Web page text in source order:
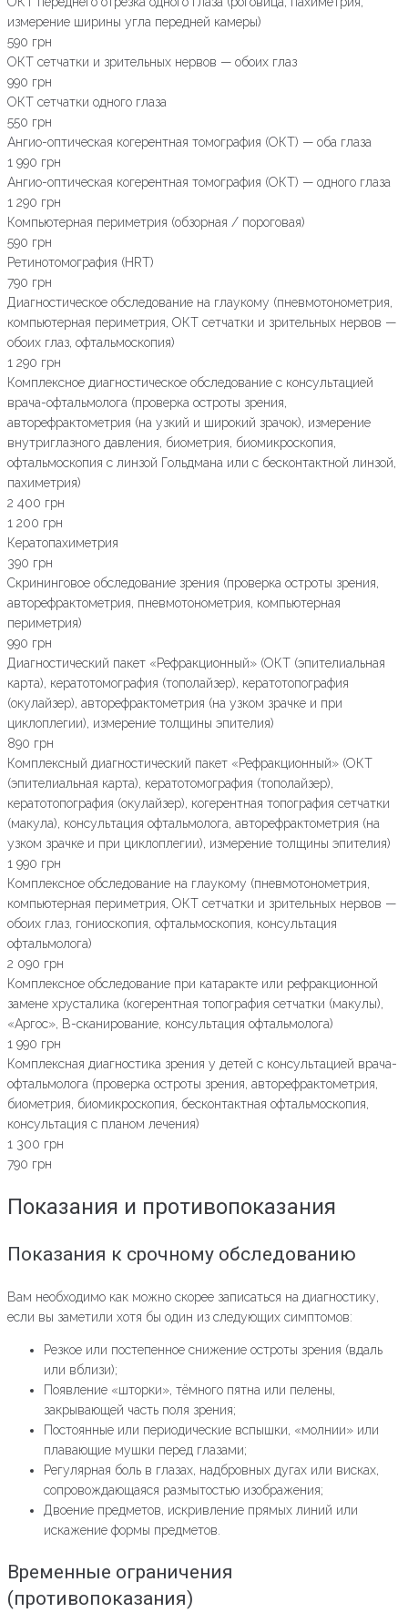
измерение ширины угла передней камеры)
590 грн
ОКТ сетчатки и зрительных нервов — обоих глаз
990 грн
ОКТ сетчатки одного глаза
550 грн
Ангио-оптическая когерентная томография (ОКТ) — оба глаза
1 990 грн
Ангио-оптическая когерентная томография (ОКТ) — одного глаза
1 290 грн
Компьютерная периметрия (обзорная / пороговая)
590 грн
Ретинотомография (HRT)
790 грн
Диагностическое обследование на глаукому (пневмотонометрия,
компьютерная периметрия, ОКТ сетчатки и зрительных нервов —
обоих глаз, офтальмоскопия)
1 290 грн
Комплексное диагностическое обследование с консультацией
врача-офтальмолога (проверка остроты зрения,
авторефрактометрия (на узкий и широкий зрачок), измерение
внутриглазного давления, биометрия, биомикроскопия,
офтальмоскопия с линзой Гольдмана или с бесконтактной линзой,
пахиметрия)
2 400 грн
1 200 грн
Кератопахиметрия
390 грн
Скрининговое обследование зрения (проверка остроты зрения,
авторефрактометрия, пневмотонометрия, компьютерная
периметрия)
990 грн
Диагностический пакет «Рефракционный» (ОКТ (эпителиальная
карта), кератотомография (тополайзер), кератотопография
(окулайзер), авторефрактометрия (на узком зрачке и при
циклоплегии), измерение толщины эпителия)
890 грн
Комплексный диагностический пакет «Рефракционный» (ОКТ
(эпителиальная карта), кератотомография (тополайзер),
кератотопография (окулайзер), когерентная топография сетчатки
(макула), консультация офтальмолога, авторефрактометрия (на
узком зрачке и при циклоплегии), измерение толщины эпителия)
1 990 грн
Комплексное обследование на глаукому (пневмотонометрия,
компьютерная периметрия, ОКТ сетчатки и зрительных нервов —
обоих глаз, гониоскопия, офтальмоскопия, консультация
офтальмолога)
2 090 грн
Комплексное обследование при катаракте или рефракционной
замене хрусталика (когерентная топография сетчатки (макулы),
«Аргос», В-сканирование, консультация офтальмолога)
1 990 грн
Комплексная диагностика зрения у детей с консультацией врача-
офтальмолога (проверка остроты зрения, авторефрактометрия,
биометрия, биомикроскопия, бесконтактная офтальмоскопия,
консультация с планом лечения)
1 300 грн
790 грн
Показания и противопоказания
Показания к срочному обследованию
Вам необходимо как можно скорее записаться на диагностику,
если вы заметили хотя бы один из следующих симптомов:
Резкое или постепенное снижение остроты зрения (вдаль
или вблизи);
Появление «шторки», тёмного пятна или пелены,
закрывающей часть поля зрения;
Постоянные или периодические вспышки, «молнии» или
плавающие мушки перед глазами;
Регулярная боль в глазах, надбровных дугах или висках,
сопровождающаяся размытостью изображения;
Двоение предметов, искривление прямых линий или
искажение формы предметов.
Временные ограничения
(противопоказания)